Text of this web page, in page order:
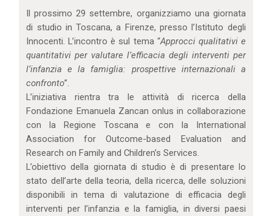
Il prossimo 29 settembre, organizziamo una giornata
di studio in Toscana, a Firenze, presso l’Istituto degli
Innocenti. L’incontro è sul tema “Approcci qualitativi e
quantitativi per valutare l’efficacia degli interventi per
l’infanzia e la famiglia: prospettive internazionali a
confronto”.
L’iniziativa rientra tra le attività di ricerca della
Fondazione Emanuela Zancan onlus in collaborazione
con la Regione Toscana e con la International
Association for Outcome-based Evaluation and
Research on Family and Children’s Services.
L’obiettivo della giornata di studio è di presentare lo
stato dell’arte della teoria, della ricerca, delle soluzioni
disponibili in tema di valutazione di efficacia degli
interventi per l’infanzia e la famiglia, in diversi paesi